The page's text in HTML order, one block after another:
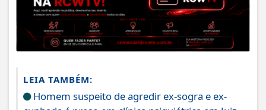
LEIA TAMBÉM:
Homem suspeito de agredir ex-sogra e ex-